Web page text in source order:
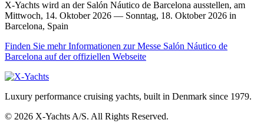
X-Yachts wird an der Salón Náutico de Barcelona ausstellen, am
Mittwoch, 14. Oktober 2026 — Sonntag, 18. Oktober 2026 in
Barcelona, Spain
Finden Sie mehr Informationen zur Messe Salón Náutico de
Barcelona auf der offiziellen Webseite
Luxury performance cruising yachts, built in Denmark since 1979.
© 2026 X-Yachts A/S. All Rights Reserved.